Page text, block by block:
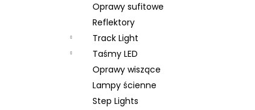
Oprawy sufitowe
Reflektory
Track Light
Taśmy LED
Oprawy wiszące
Lampy ścienne
Step Lights